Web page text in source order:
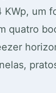
KWp, um
quatro